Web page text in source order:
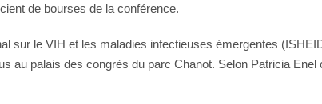
de bourses de la conférence.
sur le VIH et les maladies infectieuses émergentes
au palais des congrès du parc Chanot. Selon Patricia